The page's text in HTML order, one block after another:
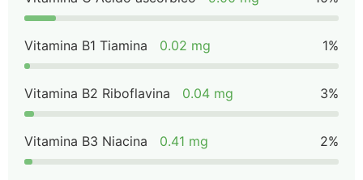
Vitamina B1 Tiamina 0.02 mg 1%
Vitamina B2 Riboflavina 0.04 mg 3%
Vitamina B3 Niacina 0.41 mg 2%